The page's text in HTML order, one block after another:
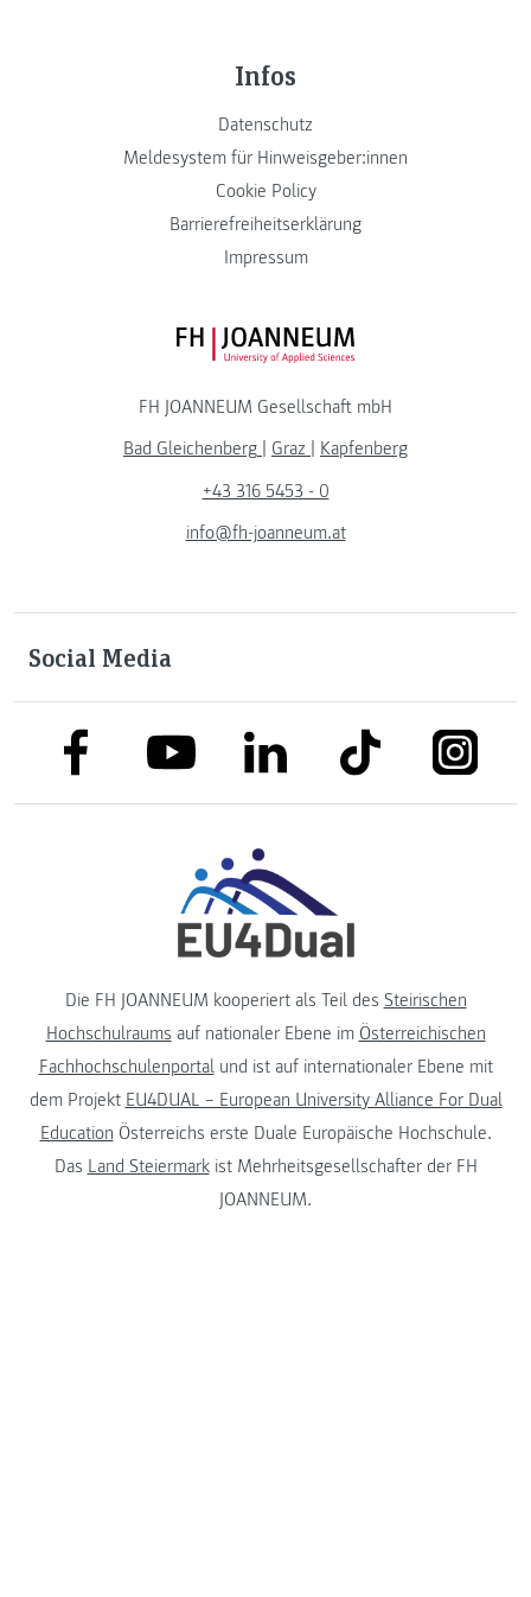
Infos
Datenschutz
Meldesystem für Hinweisgeber:innen
Cookie Policy
Barrierefreiheitserklärung
Impressum
FH JOANNEUM Logo
FH JOANNEUM Gesellschaft mbH
Bad Gleichenberg
Graz
Kapfenberg
+43 316 5453 - 0
info@fh-joanneum.at
Social Media
link to facebooklink to youtubelink to linkedinlink to tiktok
Die FH JOANNEUM kooperiert als Teil des Steirischen
Hochschulraums auf nationaler Ebene im Österreichischen
Fachhochschulenportalund ist auf internationaler Ebene mit
dem Projekt EU4DUAL – European University Alliance For Dual
Education Österreichs erste Duale Europäische Hochschule.
Das Land Steiermarkist Mehrheitsgesellschafter der FH
JOANNEUM.